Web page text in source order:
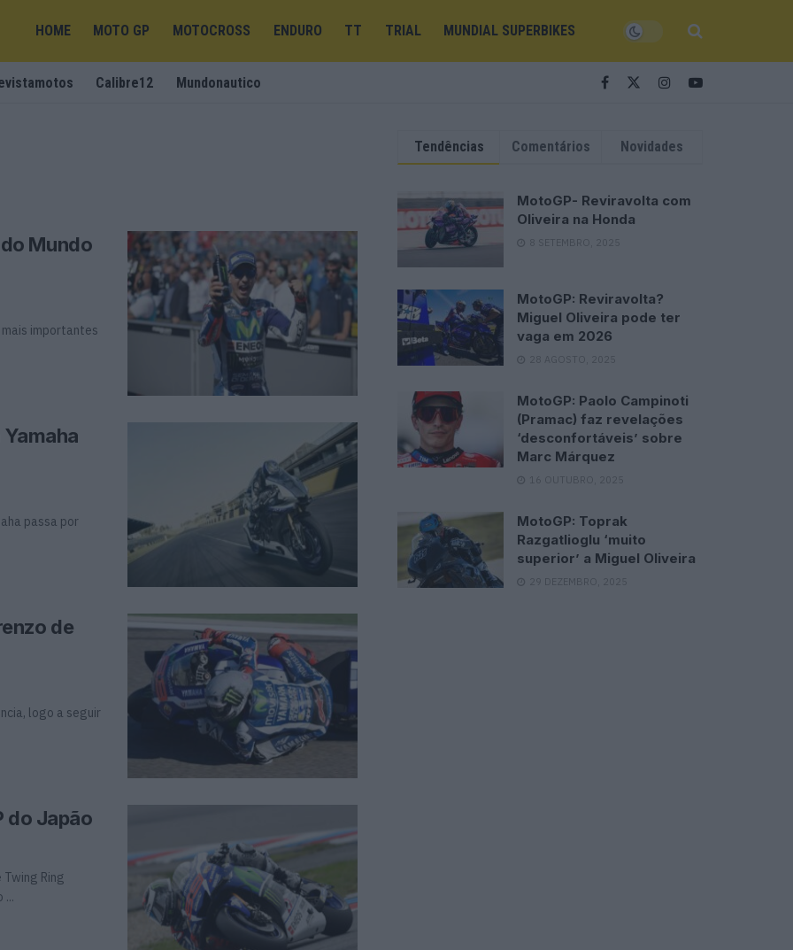
HOME MOTO GP MOTOCROSS ENDURO TT TRIAL MUNDIAL SUPERBIKES
Calibre12 Mundonautico
Mundo
importantes
passa por
de
logo a seguir
do Japão
Ring
...
Tendências Comentários Novidades
MotoGP- Reviravolta com
Oliveira na Honda
8 SETEMBRO, 2025
MotoGP: Reviravolta?
Miguel Oliveira pode ter
vaga em 2026
28 AGOSTO, 2025
MotoGP: Paolo Campinoti
(Pramac) faz revelações
‘desconfortáveis’ sobre
Marc Márquez
16 OUTUBRO, 2025
MotoGP: Toprak
Razgatlioglu ‘muito
superior’ a Miguel Oliveira